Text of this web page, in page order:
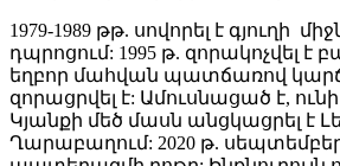
1979-1989 թթ. սովորել է գյուղի
դպրոցում: 1995 թ. զորակոչվել է
եղբոր մահվան պատճառով
զորացրվել է: Ամուսնացած է,
Կյանքի մեծ մասն անցկացրել է
Ղարաբաղում: 2020 թ.